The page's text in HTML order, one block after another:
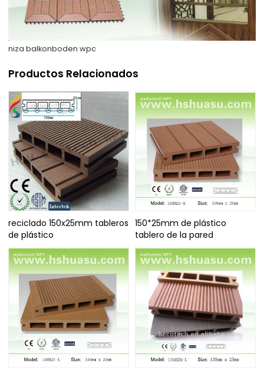
niza balkonboden wpc
Productos Relacionados
reciclado 150x25mm tableros
de plástico
150*25mm de plástico
tablero de la pared